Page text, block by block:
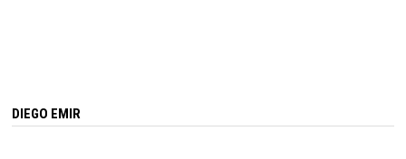
DIEGO EMIR